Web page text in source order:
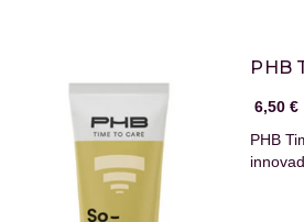
PHB
6,50 €
PHB